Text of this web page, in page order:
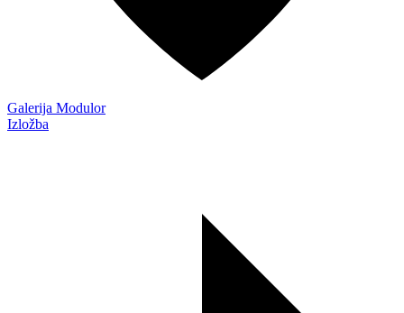
Galerija Modulor
Izložba